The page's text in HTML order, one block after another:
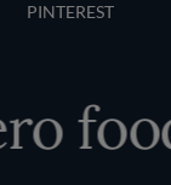
PINTEREST